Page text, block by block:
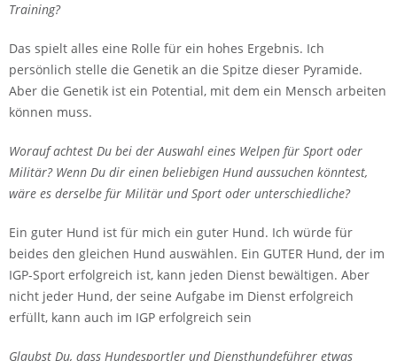
Training?
Das spielt alles eine Rolle für ein hohes Ergebnis. Ich
persönlich stelle die Genetik an die Spitze dieser Pyramide.
Aber die Genetik ist ein Potential, mit dem ein Mensch arbeiten
können muss.
Worauf achtest Du bei der Auswahl eines Welpen für Sport oder
Militär? Wenn Du dir einen beliebigen Hund aussuchen könntest,
wäre es derselbe für Militär und Sport oder unterschiedliche?
Ein guter Hund ist für mich ein guter Hund. Ich würde für
beides den gleichen Hund auswählen. Ein GUTER Hund, der im
IGP-Sport erfolgreich ist, kann jeden Dienst bewältigen. Aber
nicht jeder Hund, der seine Aufgabe im Dienst erfolgreich
erfüllt, kann auch im IGP erfolgreich sein
Glaubst Du, dass Hundesportler und Diensthundeführer etwas